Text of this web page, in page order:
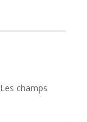
Les champs